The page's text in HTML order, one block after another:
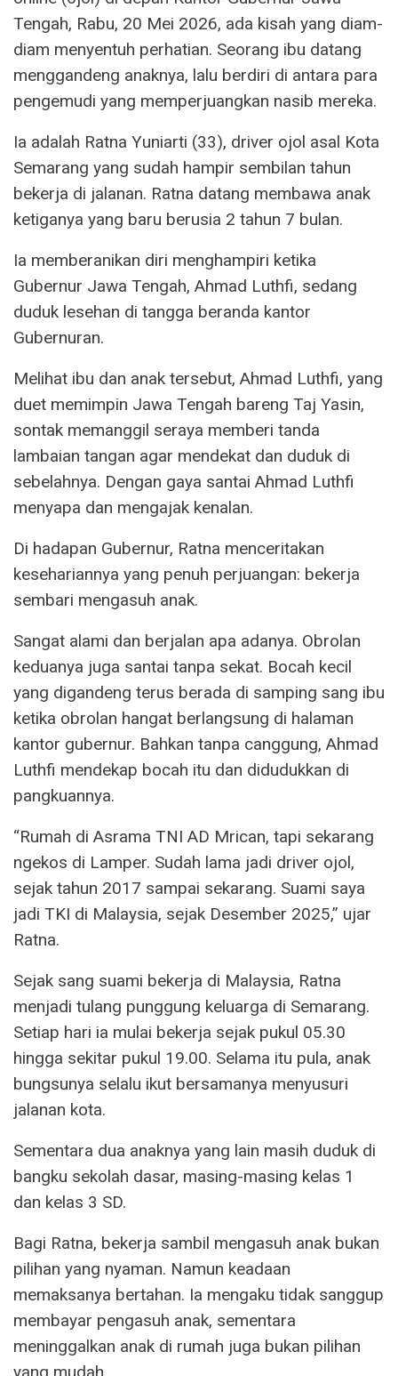
Tengah, Rabu, 20 Mei 2026, ada kisah yang diam-
diam menyentuh perhatian. Seorang ibu datang
menggandeng anaknya, lalu berdiri di antara para
pengemudi yang memperjuangkan nasib mereka.
Ia adalah Ratna Yuniarti (33), driver ojol asal Kota
Semarang yang sudah hampir sembilan tahun
bekerja di jalanan. Ratna datang membawa anak
ketiganya yang baru berusia 2 tahun 7 bulan.
Ia memberanikan diri menghampiri ketika
Gubernur Jawa Tengah, Ahmad Luthfi, sedang
duduk lesehan di tangga beranda kantor
Gubernuran.
Melihat ibu dan anak tersebut, Ahmad Luthfi, yang
duet memimpin Jawa Tengah bareng Taj Yasin,
sontak memanggil seraya memberi tanda
lambaian tangan agar mendekat dan duduk di
sebelahnya. Dengan gaya santai Ahmad Luthfi
menyapa dan mengajak kenalan.
Di hadapan Gubernur, Ratna menceritakan
kesehariannya yang penuh perjuangan: bekerja
sembari mengasuh anak.
Sangat alami dan berjalan apa adanya. Obrolan
keduanya juga santai tanpa sekat. Bocah kecil
yang digandeng terus berada di samping sang ibu
ketika obrolan hangat berlangsung di halaman
kantor gubernur. Bahkan tanpa canggung, Ahmad
Luthfi mendekap bocah itu dan didudukkan di
pangkuannya.
“Rumah di Asrama TNI AD Mrican, tapi sekarang
ngekos di Lamper. Sudah lama jadi driver ojol,
sejak tahun 2017 sampai sekarang. Suami saya
jadi TKI di Malaysia, sejak Desember 2025,” ujar
Ratna.
Sejak sang suami bekerja di Malaysia, Ratna
menjadi tulang punggung keluarga di Semarang.
Setiap hari ia mulai bekerja sejak pukul 05.30
hingga sekitar pukul 19.00. Selama itu pula, anak
bungsunya selalu ikut bersamanya menyusuri
jalanan kota.
Sementara dua anaknya yang lain masih duduk di
bangku sekolah dasar, masing-masing kelas 1
dan kelas 3 SD.
Bagi Ratna, bekerja sambil mengasuh anak bukan
pilihan yang nyaman. Namun keadaan
memaksanya bertahan. Ia mengaku tidak sanggup
membayar pengasuh anak, sementara
meninggalkan anak di rumah juga bukan pilihan